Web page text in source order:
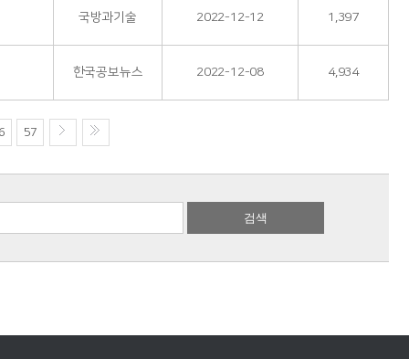
국방과기술 2022-12-12 1,397
한국공보뉴스 2022-12-08 4,934
57